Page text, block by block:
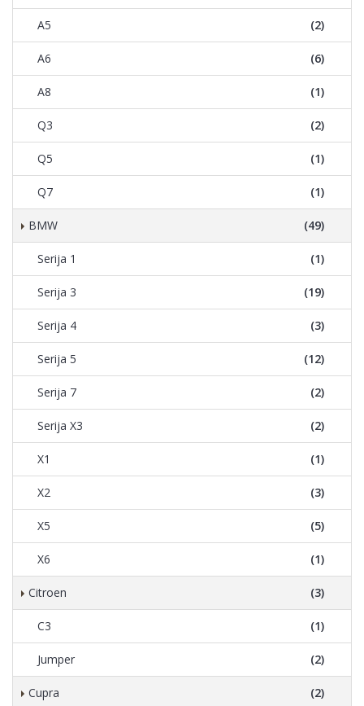
A5 (2)
A6 (6)
A8 (1)
Q3 (2)
Q5 (1)
Q7 (1)
BMW (49)
Serija 1 (1)
Serija 3 (19)
Serija 4 (3)
Serija 5 (12)
Serija 7 (2)
Serija X3 (2)
X1 (1)
X2 (3)
X5 (5)
X6 (1)
Citroen (3)
C3 (1)
Jumper (2)
Cupra (2)